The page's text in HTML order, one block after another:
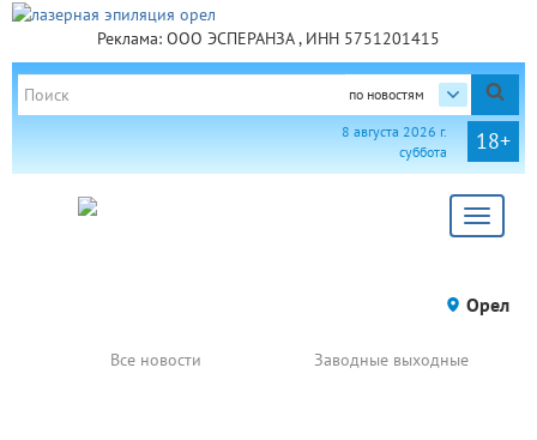
Реклама: ООО ЭСПЕРАНЗА , ИНН 5751201415
по новостям
18+
8 августа 2026 г.
суббота
Toggle
Орел
Все новости Заводные выходные